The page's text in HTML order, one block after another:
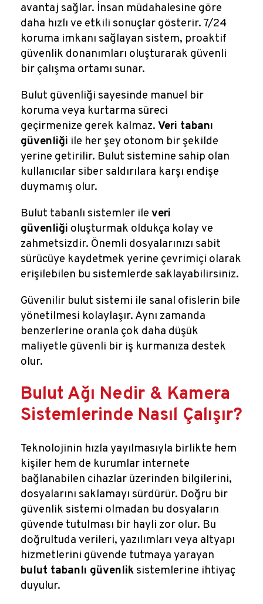
avantaj sağlar. İnsan müdahalesine göre
daha hızlı ve etkili sonuçlar gösterir. 7/24
koruma imkanı sağlayan sistem, proaktif
güvenlik donanımları oluşturarak güvenli
bir çalışma ortamı sunar.
Bulut güvenliği sayesinde manuel bir
koruma veya kurtarma süreci
geçirmenize gerek kalmaz. Veri tabanı
güvenliği ile her şey otonom bir şekilde
yerine getirilir. Bulut sistemine sahip olan
kullanıcılar siber saldırılara karşı endişe
duymamış olur.
Bulut tabanlı sistemler ile veri
güvenliği oluşturmak oldukça kolay ve
zahmetsizdir. Önemli dosyalarınızı sabit
sürücüye kaydetmek yerine çevrimiçi olarak
erişilebilen bu sistemlerde saklayabilirsiniz.
Güvenilir bulut sistemi ile sanal ofislerin bile
yönetilmesi kolaylaşır. Aynı zamanda
benzerlerine oranla çok daha düşük
maliyetle güvenli bir iş kurmanıza destek
olur.
Bulut Ağı Nedir & Kamera
Sistemlerinde Nasıl Çalışır?
Teknolojinin hızla yayılmasıyla birlikte hem
kişiler hem de kurumlar internete
bağlanabilen cihazlar üzerinden bilgilerini,
dosyalarını saklamayı sürdürür. Doğru bir
güvenlik sistemi olmadan bu dosyaların
güvende tutulması bir hayli zor olur. Bu
doğrultuda verileri, yazılımları veya altyapı
hizmetlerini güvende tutmaya yarayan
bulut tabanlı güvenlik sistemlerine ihtiyaç
duyulur.